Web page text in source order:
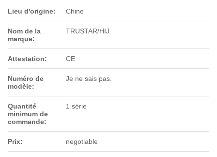
Lieu d'origine: Chine
Nom de la
marque:
TRUSTAR/HIJ
Attestation: CE
Numéro de
modèle:
Je ne sais pas.
Quantité
minimum de
commande:
1 série
Prix: negotiable